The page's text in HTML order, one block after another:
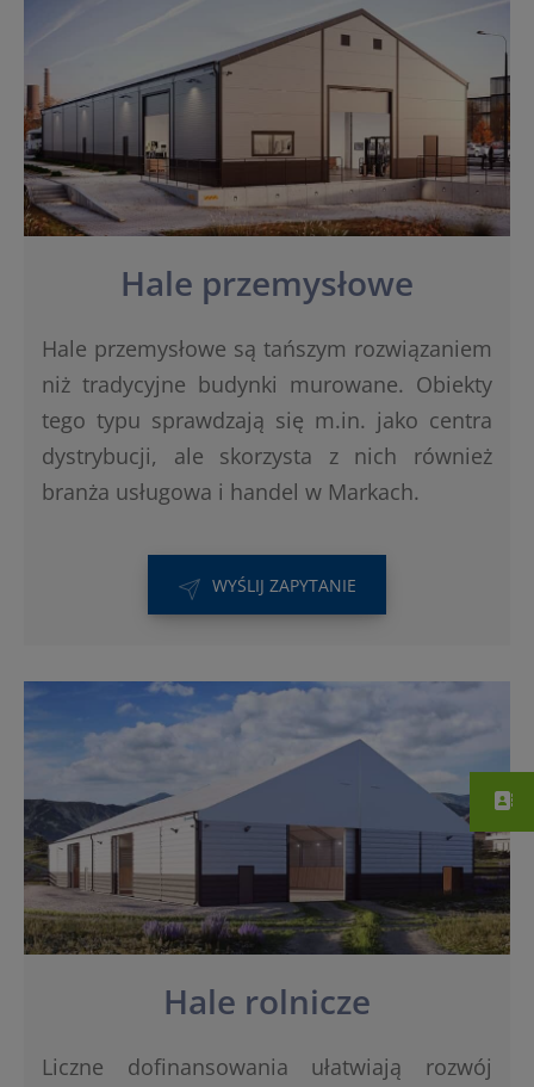
Hale przemysłowe
Hale przemysłowe są tańszym rozwiązaniem
niż tradycyjne budynki murowane. Obiekty
tego typu sprawdzają się m.in. jako centra
dystrybucji, ale skorzysta z nich również
branża usługowa i handel w Markach.
WYŚLIJ ZAPYTANIE
Hale rolnicze
Liczne dofinansowania ułatwiają rozwój